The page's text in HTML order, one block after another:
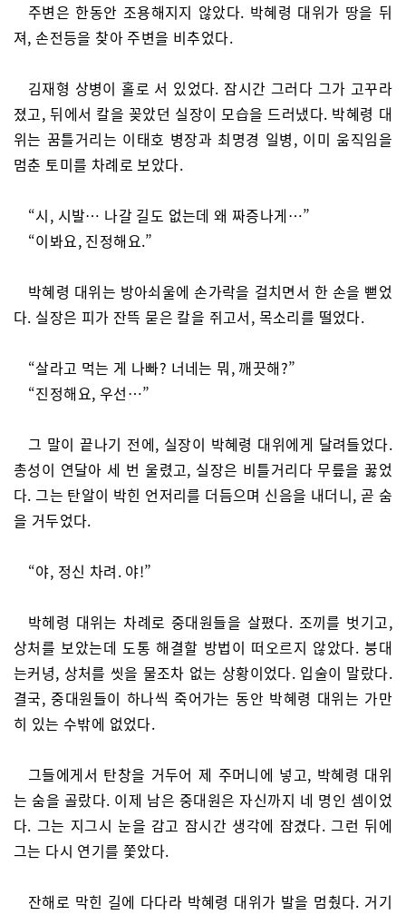
주변은 한동안 조용해지지 않았다. 박혜령 대위가 땅을 뒤
져, 손전등을 찾아 주변을 비추었다.
김재형 상병이 홀로 서 있었다. 잠시간 그러다 그가 고꾸라
졌고, 뒤에서 칼을 꽂았던 실장이 모습을 드러냈다. 박혜령 대
위는 꿈틀거리는 이태호 병장과 최명경 일병, 이미 움직임을
멈춘 토미를 차례로 보았다.
“시, 시발… 나갈 길도 없는데 왜 짜증나게…”
“이봐요, 진정해요.”
박혜령 대위는 방아쇠울에 손가락을 걸치면서 한 손을 뻗었
다. 실장은 피가 잔뜩 묻은 칼을 쥐고서, 목소리를 떨었다.
“살라고 먹는 게 나빠? 너네는 뭐, 깨끗해?”
“진정해요, 우선…”
그 말이 끝나기 전에, 실장이 박혜령 대위에게 달려들었다.
총성이 연달아 세 번 울렸고, 실장은 비틀거리다 무릎을 꿇었
다. 그는 탄알이 박힌 언저리를 더듬으며 신음을 내더니, 곧 숨
을 거두었다.
“야, 정신 차려. 야!”
박헤령 대위는 차례로 중대원들을 살폈다. 조끼를 벗기고,
상처를 보았는데 도통 해결할 방법이 떠오르지 않았다. 붕대
는커녕, 상처를 씻을 물조차 없는 상황이었다. 입술이 말랐다.
결국, 중대원들이 하나씩 죽어가는 동안 박혜령 대위는 가만
히 있는 수밖에 없었다.
그들에게서 탄창을 거두어 제 주머니에 넣고, 박혜령 대위
는 숨을 골랐다. 이제 남은 중대원은 자신까지 네 명인 셈이었
다. 그는 지그시 눈을 감고 잠시간 생각에 잠겼다. 그런 뒤에
그는 다시 연기를 쫓았다.
잔해로 막힌 길에 다다라 박혜령 대위가 발을 멈췄다. 거기